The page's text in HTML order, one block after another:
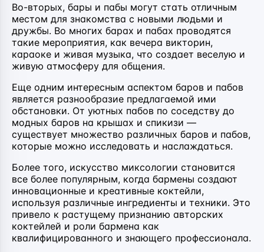
Во-вторых, бары и пабы могут стать отличным
местом для знакомства с новыми людьми и
дружбы. Во многих барах и пабах проводятся
такие мероприятия, как вечера викторин,
караоке и живая музыка, что создает веселую и
живую атмосферу для общения.
Еще одним интересным аспектом баров и пабов
является разнообразие предлагаемой ими
обстановки. От уютных пабов по соседству до
модных баров на крышах и спикизи —
существует множество различных баров и пабов,
которые можно исследовать и наслаждаться.
Более того, искусство миксологии становится
все более популярным, когда бармены создают
инновационные и креативные коктейли,
используя различные ингредиенты и техники. Это
привело к растущему признанию авторских
коктейлей и роли бармена как
квалифицированного и знающего профессионала.